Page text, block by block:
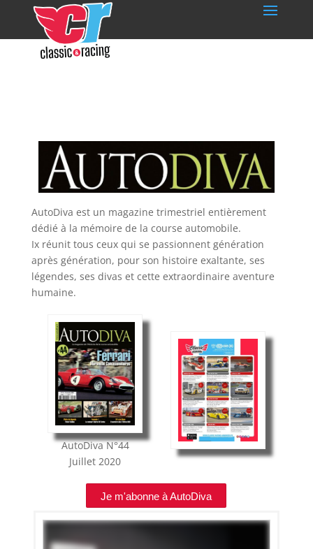
AutoDiva est un magazine trimestriel entièrement
dédié à la mémoire de la course automobile.
Ix réunit tous ceux qui se passionnent génération
après génération, pour son histoire exaltante, ses
légendes, ses divas et cette extraordinaire aventure
humaine.
AutoDivaN°44
Juillet 2020
Je m'abonne à AutoDiva